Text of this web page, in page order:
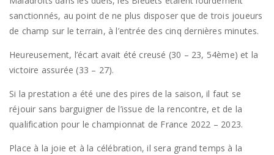
sanctionnés, au point de ne plus disposer que de trois joueurs
de champ sur le terrain, à l’entrée des cinq dernières minutes.
Heureusement, l’écart avait été creusé (30 – 23, 54ème) et la
victoire assurée (33 – 27).
Si la prestation a été une des pires de la saison, il faut se
réjouir sans barguigner de l’issue de la rencontre, et de la
qualification pour le championnat de France 2022 – 2023.
Place à la joie et à la célébration, il sera grand temps à la